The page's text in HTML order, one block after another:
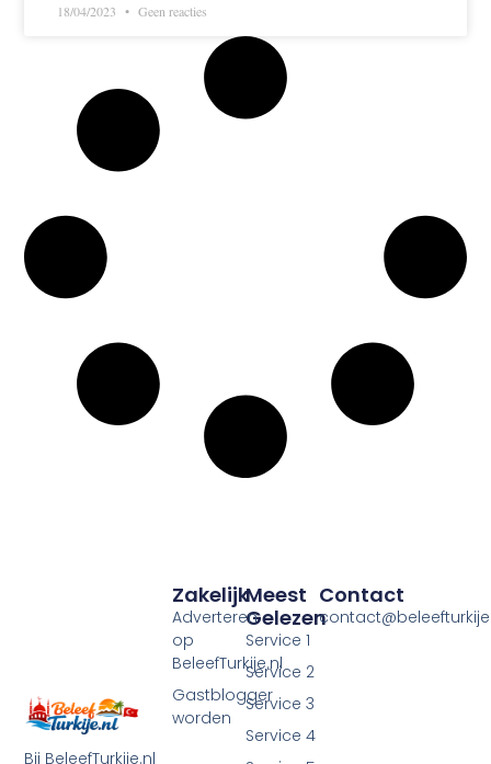
18/04/2023 Geen reacties
Bij BeleefTurkije.nl
Meest
Gelezen
Service 1
Service 2
Service 3
Service 4
Zakelijk
Adverteren
op
BeleefTurkije.nl
Gastblogger
worden
Contact